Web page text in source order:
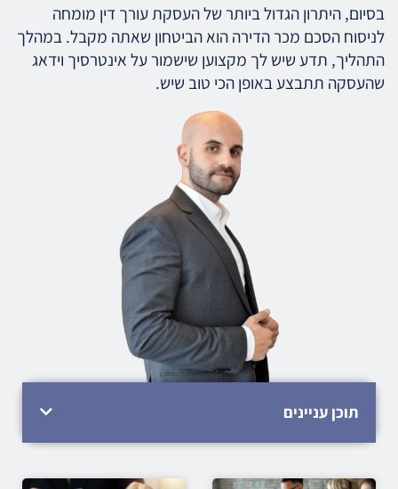
בסיום, היתרון הגדול ביותר של העסקת עורך דין מומחה
לניסוח הסכם מכר הדירה הוא הביטחון שאתה מקבל. במהלך
התהליך, תדע שיש לך מקצוען שישמור על אינטרסיך וידאג
שהעסקה תתבצע באופן הכי טוב שיש.
תוכן עניינים